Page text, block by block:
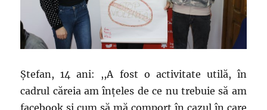
Ştefan, 14 ani: ,,A fost o activitate utilă, în
cadrul căreia am înţeles de ce nu trebuie să am
facebook şi cum să mă comport în cazul în care